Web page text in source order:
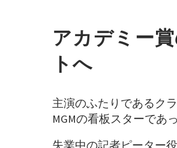
アカデミー
トへ
主演のふたりであるク
MGMの看板スターであ